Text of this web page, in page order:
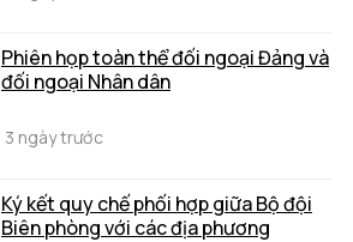
Phiên họp toàn thể đối ngoại Đảng và
đối ngoại Nhân dân
3 ngày trước
Ký kết quy chế phối hợp giữa Bộ đội
Biên phòng với các địa phương